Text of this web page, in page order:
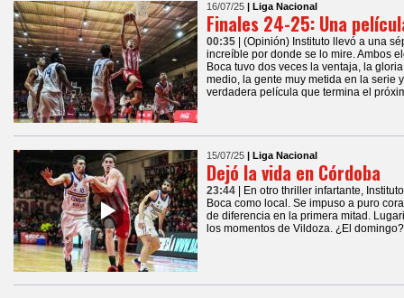
16/07/25 | Liga Nacional
Finales 24-25: Una
00:35
| (Opinión) Instituto llevó a una
increíble por donde se lo mire. Ambos
Boca tuvo dos veces la ventaja, la
medio, la gente muy metida en la serie
verdadera película que termina el
15/07/25 | Liga Nacional
Dejó la vida en Córdoba
23:44
| En otro thriller infartante,
Boca como local. Se impuso a puro
de diferencia en la primera mitad.
los momentos de Vildoza. ¿El